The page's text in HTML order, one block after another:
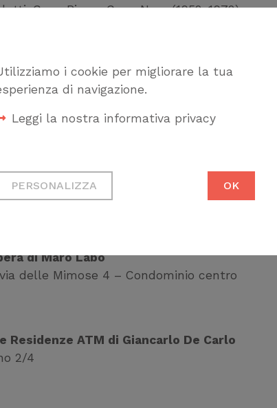
i cookie per migliorare la tua
di navigazione.
Leggi la nostra informativa privacy
Necessari per permetterti di
fruire correttamente del sito
dati statistici su di te per
PERSONALIZZA OK
Capo Pino e Capo Nero (1952-1972);
Gardella e Marco Zanuso per Piani di
vedono anche il coinvolgimento della
:venerdì 4 luglio2025, dalle 18
4 – Condominio centro, durante
, interverrà Pier Luigi Feltri
l’incontro
di Invrea alle opere di Marco
di Maro Labò
via delle Mimose 4 – Condominio centro
ATM di Giancarlo De Carlo
2/4